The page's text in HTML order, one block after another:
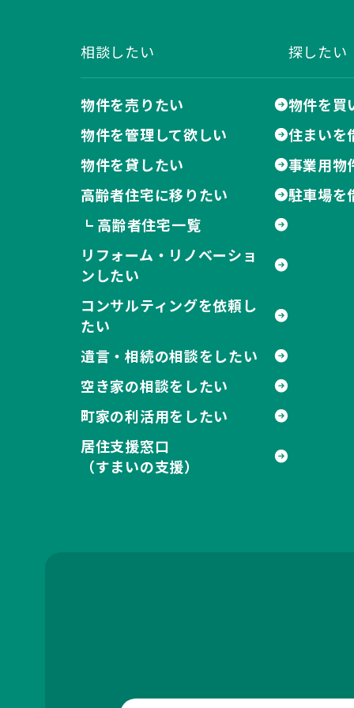
相談したい
物件を売りたい
物件を管理して欲しい
物件を貸したい
高齢者住宅に移りたい
┗ 高齢者住宅一覧
リフォーム・リノベーショ
ンしたい
コンサルティングを依頼し
たい
遺言・相続の相談をしたい
空き家の相談をしたい
町家の利活用をしたい
居住支援窓口
（すまいの支援）
探したい
物件を買
住まいを
事業用物
駐車場を